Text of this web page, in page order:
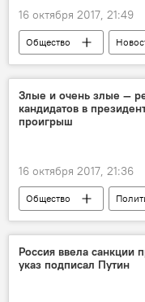
16 октября 2017, 21:49
Общество
Культура
Бишкек
фильм
что
Рейтинг популярных
Злые и очень злые —
кандидатов в
проигрыш
16 октября 2017, 21:36
Общество
Кыргызстан
кандидат
итоги
комментарии
Россия ввела санкции
указ подписал Путин